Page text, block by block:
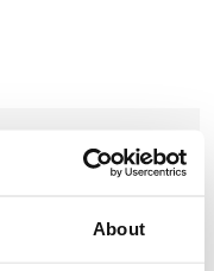
About